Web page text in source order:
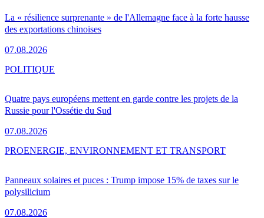
La « résilience surprenante » de l'Allemagne face à la forte hausse
des exportations chinoises
07.08.2026
Quatre pays européens mettent en garde contre les projets de la
Russie pour l'Ossétie du Sud
07.08.2026
POLITIQUE
Panneaux solaires et puces : Trump impose 15% de taxes sur le
polysilicium
07.08.2026
PROENERGIE, ENVIRONNEMENT ET TRANSPORT